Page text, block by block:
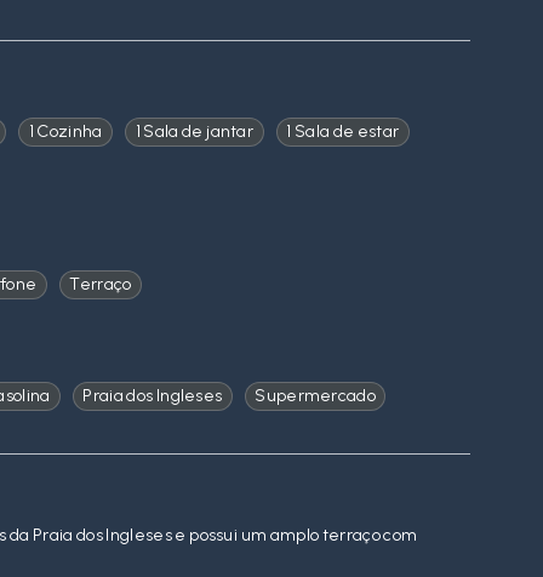
1 Cozinha 1 Sala de jantar 1 Sala de estar
Terraço
Praia dos Ingleses Supermercado
Praia dos Ingleses e possui um amplo terraço com